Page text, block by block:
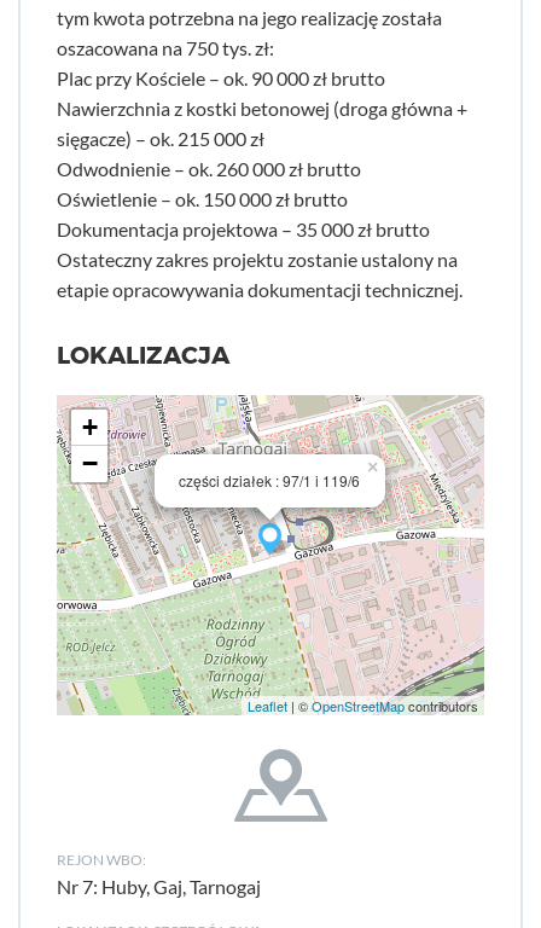
tym kwota potrzebna na jego realizację została
oszacowana na 750 tys. zł:
Plac przy Kościele – ok. 90 000 zł brutto
Nawierzchnia z kostki betonowej (droga główna +
sięgacze) – ok. 215 000 zł
Odwodnienie – ok. 260 000 zł brutto
Oświetlenie – ok. 150 000 zł brutto
Dokumentacja projektowa – 35 000 zł brutto
Ostateczny zakres projektu zostanie ustalony na
etapie opracowywania dokumentacji technicznej.
LOKALIZACJA
części działek : 97/1 i 119/6
×
+
−
Leaflet | ©OpenStreetMapcontributors
REJON WBO:
Nr 7: Huby, Gaj, Tarnogaj